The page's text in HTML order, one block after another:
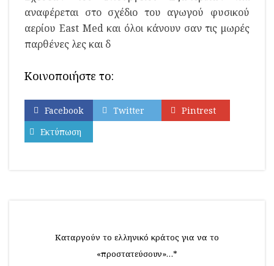
αναφέρεται στο σχέδιο του αγωγού φυσικού
αερίου East Med και όλοι κάνουν σαν τις μωρές
παρθένες λες και δ
Κοινοποιήστε το:
Facebook Twitter
Pintrest
Εκτύπωση
Καταργούν το ελληνικό κράτος για να το
«προστατεύσουν»…*